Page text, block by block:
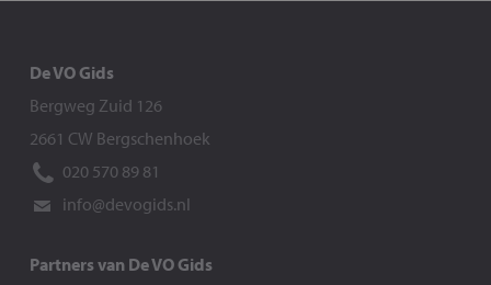
De VO Gids
Bergweg Zuid 126
2661 CW Bergschenhoek
020 570 89 81
info@devogids.nl
Partners van De VO Gids